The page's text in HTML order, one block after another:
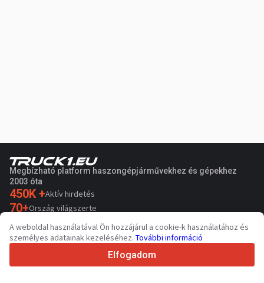
Megbízható platform haszongépjárművekhez és gépekhez
2003 óta
450K +Aktív hirdetés
70+Ország világszerte
36 Támogatott nyelv
4.7/5
A weboldal használatával Ön hozzájárul a cookie-k használatához és
személyes adatainak kezeléséhez. További információ
Elfogadom